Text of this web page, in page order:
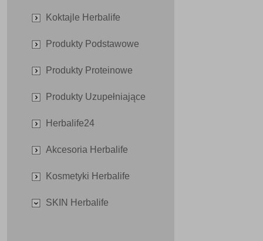
Koktajle Herbalife
Produkty Podstawowe
Produkty Proteinowe
Produkty Uzupełniające
Herbalife24
Akcesoria Herbalife
Kosmetyki Herbalife
SKIN Herbalife